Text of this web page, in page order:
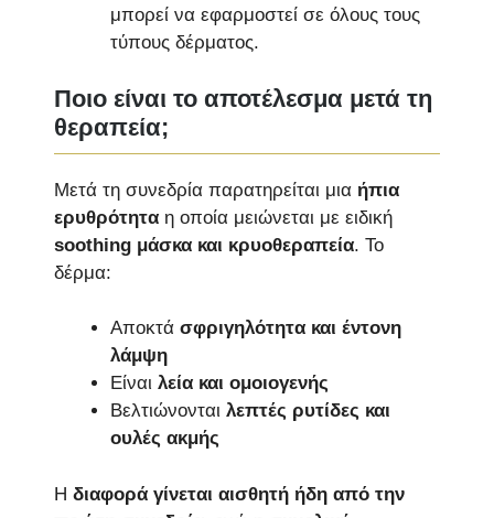
μπορεί να εφαρμοστεί σε όλους τους
τύπους δέρματος.
Ποιο είναι το αποτέλεσμα μετά τη
θεραπεία;
Μετά τη συνεδρία παρατηρείται μια ήπια
ερυθρότητα η οποία μειώνεται με ειδική
soothing μάσκα και κρυοθεραπεία. Το
δέρμα:
Αποκτά σφριγηλότητα και έντονη
λάμψη
Είναι λεία και ομοιογενής
Βελτιώνονται λεπτές ρυτίδες και
ουλές ακμής
Η διαφορά γίνεται αισθητή ήδη από την